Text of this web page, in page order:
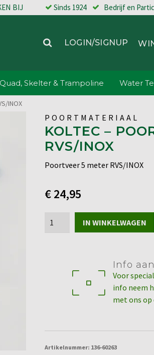
BIJ Sinds 1924 Bedrijf en
LOGIN/SIGNUP
Quad, Skelter & Trampoline Water
INOX
POORTMATERIAAL
KOLTEC –
RVS/INOX
Poortveer 5 meter RVS/INOX
€24,95
Koltec
IN WINKELWAGEN
Info
Voor
info neem
met ons op
Artikelnummer: 136-60263